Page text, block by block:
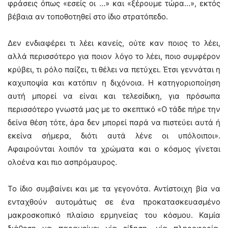
φράσεις όπως «εσείς οι …» και «ξέρουμε τώρα…», εκτός
βέβαια αν τοποθοτηθεί στο ίδιο στρατόπεδο.
Δεν ενδιαφέρει τι λέει κανείς, ούτε καν ποιος το λέει,
αλλά περισσότερο για ποιον λόγο το λέει, ποιο συμφέρον
κρύβει, τι ρόλο παίζει, τι θέλει να πετύχει. Έτσι γεννάται η
καχυποψία και κατόπιν η διχόνοια. Η κατηγοριοποίηση
αυτή μπορεί να είναι και τελεσίδικη, για πρόσωπα
περισσότερο γνωστά μας με το σκεπτικό «Ο τάδε πήρε την
δείνα θέση τότε, άρα δεν μπορεί παρά να πιστεύει αυτά ή
εκείνα σήμερα, διότι αυτά λένε οι υπόλοιποι».
Αφαιρούνται λοιπόν τα χρώματα και ο κόσμος γίνεται
ολοένα και πιο ασπρόμαυρος.
Το ίδιο συμβαίνει και με τα γεγονότα. Αντίστοιχη βία να
ενταχθούν αυτομάτως σε ένα προκατασκευασμένο
μακροσκοπικό πλαίσιο ερμηνείας του κόσμου. Καμία